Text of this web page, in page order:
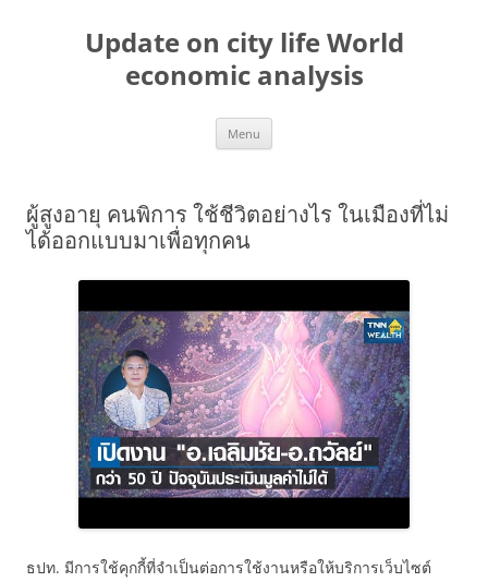
Update on city life World
economic analysis
Menu
ผู้สูงอายุ คนพิการ ใช้ชีวิตอย่างไร ในเมืองที่ไม่
ได้ออกแบบมาเพื่อทุกคน
ธปท. มีการใช้คุกกี้ที่จำเป็นต่อการใช้งานหรือให้บริการเว็บไซต์